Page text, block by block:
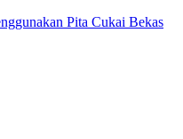
Pita Cukai Bekas